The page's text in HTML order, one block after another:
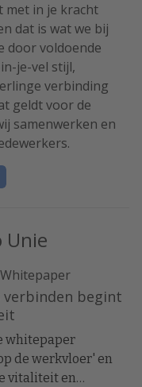
met in je kracht
dat is wat we bij
door voldoende
je-vel stijl,
verbinding
geldt voor de
samenwerken en
Unie
verbinden begint
whitepaper
de werkvloer' en
vitaliteit en